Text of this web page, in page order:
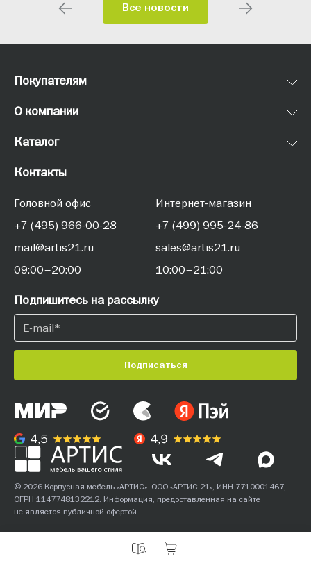
Все новости
Покупателям
О компании
Каталог
Контакты
Головной офис
+7 (495) 966-00-28
mail@artis21.ru
09:00–20:00
Интернет-магазин
+7 (499) 995-24-86
sales@artis21.ru
10:00–21:00
Подпишитесь на рассылку
Подписаться
© 2026 Корпусная мебель «АРТИС». ООО «АРТИС 21», ИНН 7710001467,
ОГРН 1147748132212. Информация, предоставленная на сайте
не является публичной офертой.